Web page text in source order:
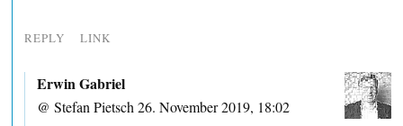
REPLY LINK
Erwin Gabriel
@ Stefan Pietsch 26. November 2019, 18:02